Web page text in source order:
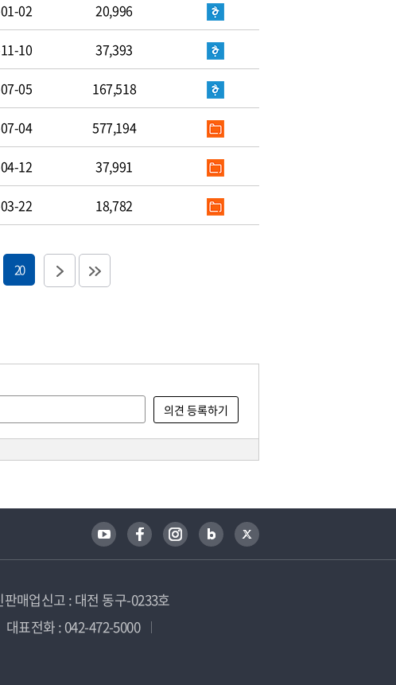
02 20,996
10 37,393
05 167,518
04 577,194
12 37,991
22 18,782
20
판매업신고 : 대전 동구-0233호
대표전화 : 042-472-5000